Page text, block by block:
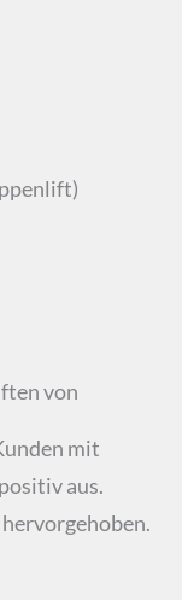
von
mit
aus.